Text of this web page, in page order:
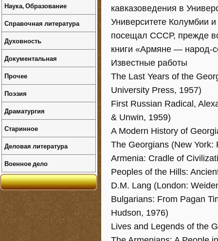
кавказоведения в
Университете Колумбии
посещал СССР, прежде
книги «Армяне — народ-
Известные работы
The Last Years of the
University Press, 1957)
First Russian Radical,
& Unwin, 1959)
A Modern History of
The Georgians (New York:
Armenia: Cradle of
Peoples of the Hills:
D.M. Lang (London:
Bulgarians: From Pagan
Hudson, 1976)
Lives and Legends of the
Наука, Образование
Справочная литература
Духовность
Документальная
Прочее
Поэзия
Драматургия
Старинное
Деловая литература
Военное дело